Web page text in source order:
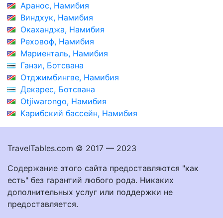
Аранос, Намибия
Виндхук, Намибия
Окаханджа, Намибия
Реховоф, Намибия
Мариенталь, Намибия
Ганзи, Ботсвана
Отджимбингве, Намибия
Декарес, Ботсвана
Otjiwarongo, Намибия
Карибский бассейн, Намибия
TravelTables.com © 2017 — 2023
Содержание этого сайта предоставляются "как
есть" без гарантий любого рода. Никаких
дополнительных услуг или поддержки не
предоставляется.